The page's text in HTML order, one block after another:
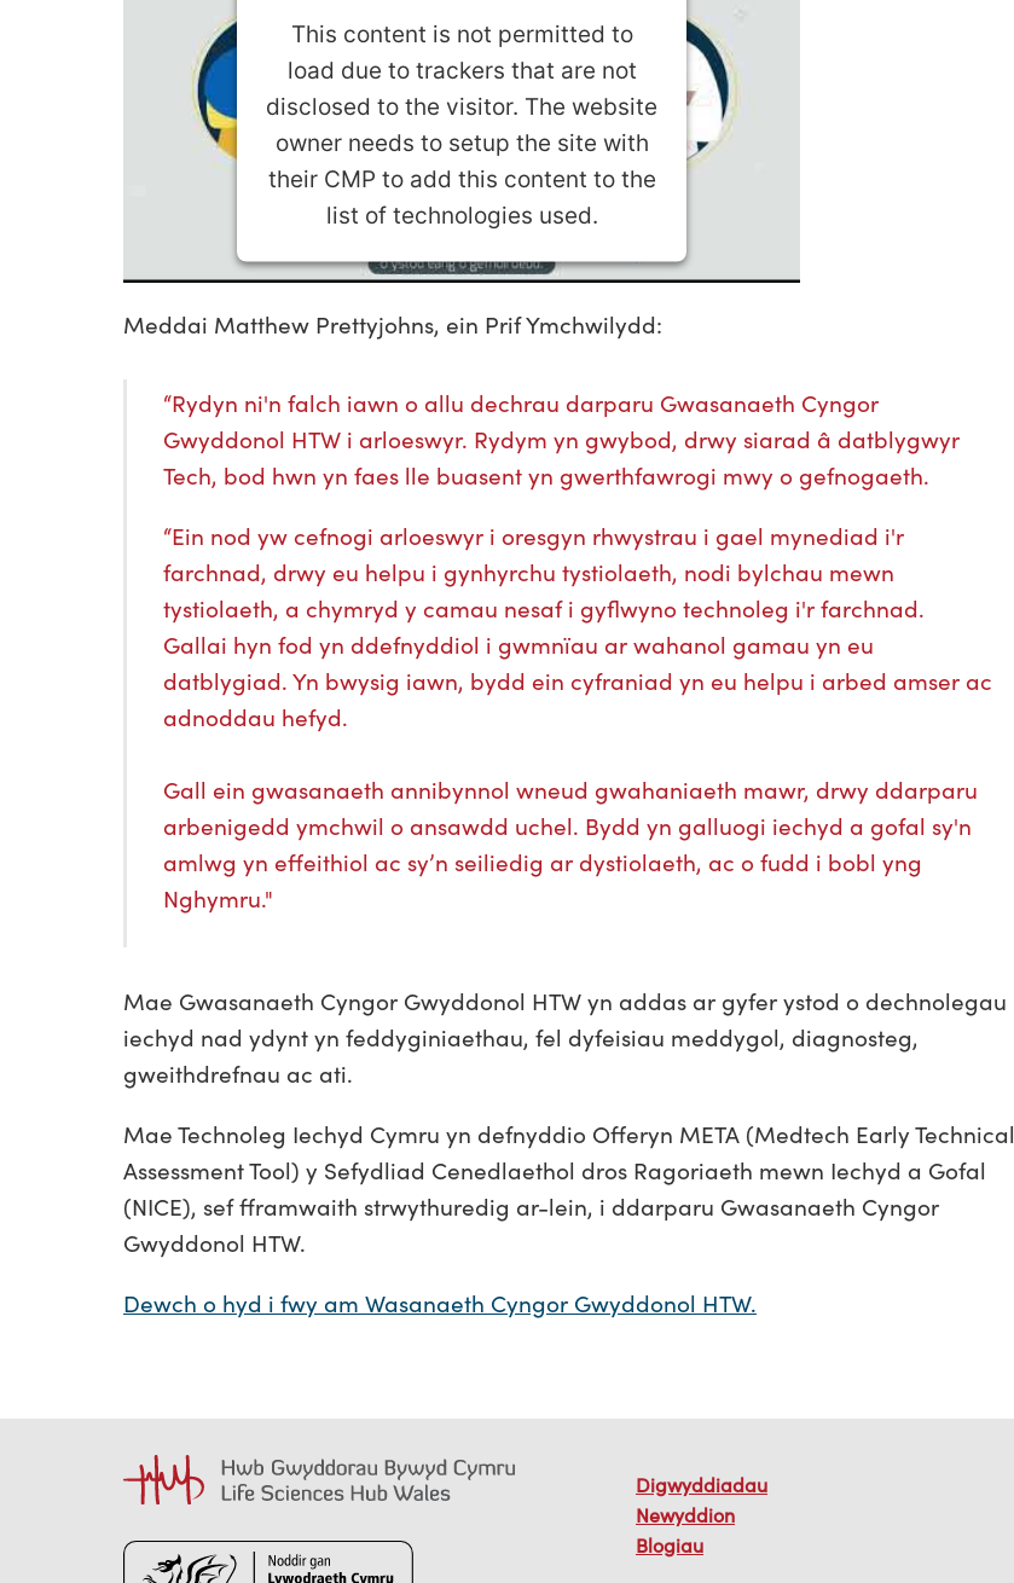
This content is not permitted to
load due to trackers that are not
disclosed to the visitor. The website
owner needs to setup the site with
their CMP to add this content to the
list of technologies used.
Powered byUsercentrics Consent Management
Meddai Matthew Prettyjohns, ein Prif Ymchwilydd:
“Rydyn ni'n falch iawn o allu dechrau darparu Gwasanaeth Cyngor
Gwyddonol HTW i arloeswyr. Rydym yn gwybod, drwy siarad â datblygwyr
Tech, bod hwn yn faes lle buasent yn gwerthfawrogi mwy o gefnogaeth.
“Ein nod yw cefnogi arloeswyr i oresgyn rhwystrau i gael mynediad i'r
farchnad, drwy eu helpu i gynhyrchu tystiolaeth, nodi bylchau mewn
tystiolaeth, a chymryd y camau nesaf i gyflwyno technoleg i'r farchnad.
Gallai hyn fod yn ddefnyddiol i gwmnïau ar wahanol gamau yn eu
datblygiad. Yn bwysig iawn, bydd ein cyfraniad yn eu helpu i arbed amser ac
adnoddau hefyd.
Gall ein gwasanaeth annibynnol wneud gwahaniaeth mawr, drwy ddarparu
arbenigedd ymchwil o ansawdd uchel. Bydd yn galluogi iechyd a gofal sy'n
amlwg yn effeithiol ac sy’n seiliedig ar dystiolaeth, ac o fudd i bobl yng
Nghymru."
Mae Gwasanaeth Cyngor Gwyddonol HTW yn addas ar gyfer ystod o dechnolegau
iechyd nad ydynt yn feddyginiaethau, fel dyfeisiau meddygol, diagnosteg,
gweithdrefnau ac ati.
Mae Technoleg Iechyd Cymru yn defnyddio Offeryn META (Medtech Early Technical
Assessment Tool) y Sefydliad Cenedlaethol dros Ragoriaeth mewn Iechyd a Gofal
(NICE), sef fframwaith strwythuredig ar-lein, i ddarparu Gwasanaeth Cyngor
Gwyddonol HTW.
Dewch o hyd i fwy am Wasanaeth Cyngor Gwyddonol HTW.
Digwyddiadau
Newyddion
Blogiau